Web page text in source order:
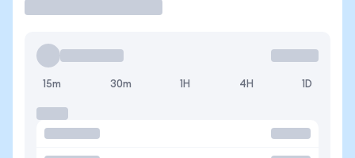
15m 30m 1H 4H 1D